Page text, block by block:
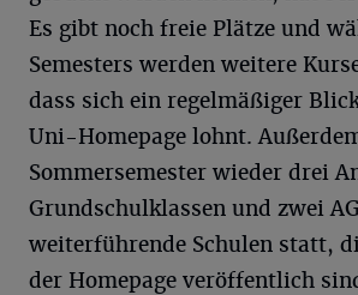
Es gibt noch freie Plätze und
Semesters werden weitere
dass sich ein regelmäßiger
Uni-Homepage lohnt.
Sommersemester wieder drei
Grundschulklassen und zwei
weiterführende Schulen statt,
der Homepage veröffentlich